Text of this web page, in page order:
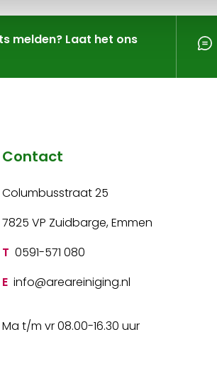
melden? Laat het ons
Contact
Columbusstraat 25
7825 VP Zuidbarge, Emmen
T 0591-571 080
E info@areareiniging.nl
Ma t/m vr 08.00-16.30 uur